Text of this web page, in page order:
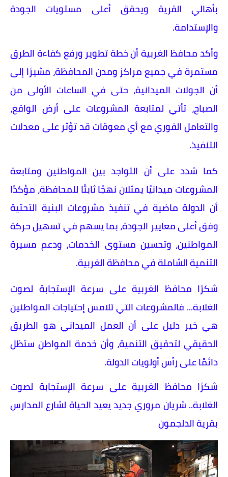
بأهالي القرية ويحقق أعلى مستويات الجودة
والإستدامة.
وأكد محافظ الغربية أن خطة تطوير ورفع كفاءة الطرق
مستمرة في جميع مراكز ومدن المحافظة، مشيرًا إلى
أن الجولات الميدانية، حتى في الساعات الأولى من
الصباح، تأتي لمتابعة المشروعات على أرض الواقع،
والتعامل الفوري مع أي معوقات قد تؤثر على معدلات
التنفيذ.
كما شدد على أن التواجد بين المواطنين ومتابعة
المشروعات ميدانيًا يمثلان نهجًا ثابتًا للمحافظة، مؤكدًا
أن الدولة ماضية في تنفيذ مشروعات البنية التحتية
وفق أعلى معايير الجودة، بما يسهم في تسهيل حركة
المواطنين، وتحسين مستوى الخدمات، ودعم مسيرة
التنمية الشاملة في محافظة الغربية.
شكرًا محافظ الغربية على سرعة الإستجابة لصوت
الغلابة... فالمشروعات التي تلامس إحتياجات المواطنين
هي خير دليل على أن العمل الميداني هو الطريق
الحقيقي لتحقيق التنمية، وأن خدمة المواطن ستظل
دائمًا على رأس أولويات الدولة.
شكرًا محافظ الغربية على سرعة الإستجابة لصوت
الغلابة.. شريان مروري جديد يعيد الحياة لشارع المدارس
بقرية الدلجمون